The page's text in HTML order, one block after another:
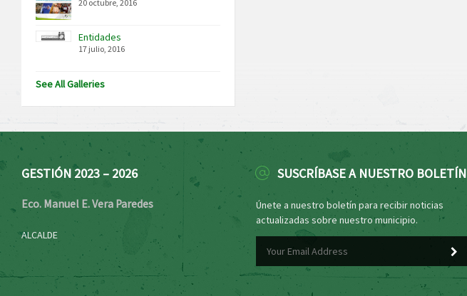
20 octubre, 2016
Entidades
17 julio, 2016
See All Galleries
GESTIÓN 2023 – 2026
Eco. Manuel E. Vera Paredes
ALCALDE
SUSCRÍBASE A NUESTRO BOLETÍN
Únete a nuestro boletín para recibir noticias
actualizadas sobre nuestro municipio.